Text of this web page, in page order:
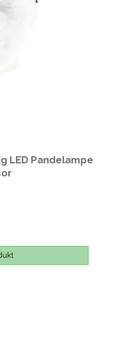
LED Pandelampe